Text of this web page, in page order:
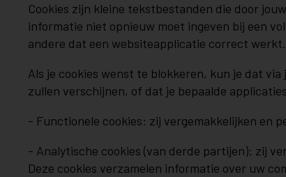
Cookies zijn kleine tekstbestanden die door
informatie niet opnieuw moet ingeven bij een
andere dat een websiteapplicatie correct werkt.
Als je cookies wenst te blokkeren, kun je dat
zullen verschijnen, of dat je bepaalde
- Functionele cookies: zij vergemakkelijken en
- Analytische cookies (van derde partijen): zij
Deze cookies verzamelen informatie over uw